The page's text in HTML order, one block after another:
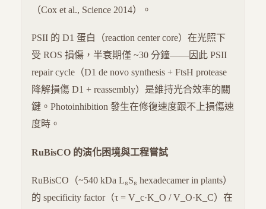
（Cox et al., Science 2014）。
PSII 的 D1 蛋白（reaction center core）在光照下
受 ROS 損傷，半衰期僅 ~30 分鐘——因此 PSII
repair cycle（D1 de novo synthesis + FtsH protease
降解損傷 D1 + reassembly）是維持光合效率的關
鍵。Photoinhibition 發生在修復速度跟不上損傷速
度時。
RuBisCO 的演化困境與工程嘗試
RuBisCO（~540 kDa L₈S₈ hexadecamer in plants）
的 specificity factor（τ = V_c·K_O / V_O·K_C）在